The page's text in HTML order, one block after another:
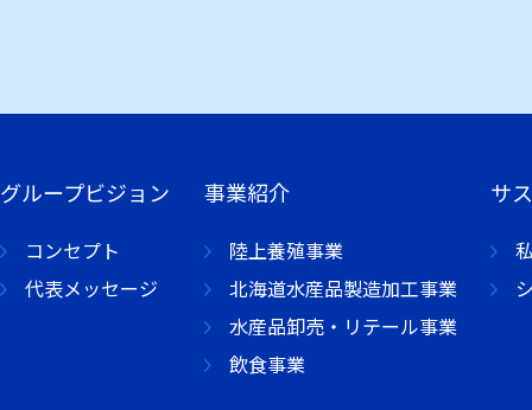
グループビジョン
コンセプト
代表メッセージ
事業紹介
陸上養殖事業
北海道水産品製造加工事業
水産品卸売・リテール事業
飲食事業
サ